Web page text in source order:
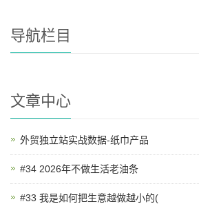
导航栏目
文章中心
外贸独立站实战数据-纸巾产品
#34 2026年不做生活老油条
#33 我是如何把生意越做越小的(